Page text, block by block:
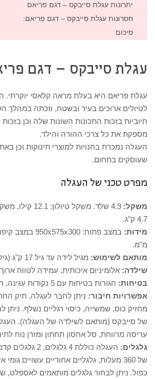
יתרונות עגלת סייבקס – דגם פריאם
חסרונות עגלת סייבקס – דגם פריאם:
סיכום
עגלת סייבקס – דגם
עגלת פריאם היא בעלת מראה קלאסי יוקרתי.
לטיולים ארוכים בעיר ובשטח, וזכתה במהלך
חיוביות בזכות התכונות השונות שלה וכן
מספקת את כל צרכי ההורה והילד.
העגלה נמכרת בחנויות למוצרי תינוקות וכן
שעוסקים בתחום.
מפרט טכני של העגלה
משקל:
4.9 שלד. משקל
4.7 ק"ג.
מידות:
מ"מ.
מותאם לשימוש: מגיל לידה עד גיל 17 ק"ג (גיל 4)
שילדה: אלומיניום איכותית, עמידה לטווח ארוך
בטיחות: חגורות בטיחות עם 5 נקודות עגינה, רצועות מרופדות.
אפשרויות חיבור: ניתן לחבר לעגלה, תיק
מחזיק כוס, שמשייה, כיסוי רגליים נשלף.
של סייבקס (מותאם לשילדה של העגלה).
עריסה מרווחת, סל אחסון תחתון ומזרן נוח
גלגלים:
העגלה כוללת 4
של 360 מעלות, גלגליים אחוריים עשויים
כפול. ניתן לבחור גלגלים מותאמים לאספלט,